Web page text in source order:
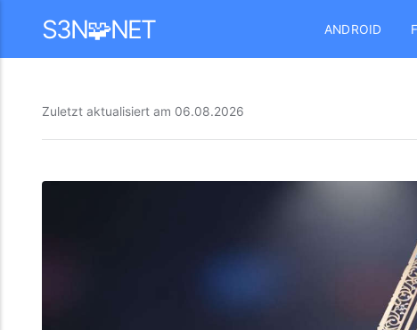
S3N🧩NET ANDROID
Zuletzt aktualisiert am 06.08.2026